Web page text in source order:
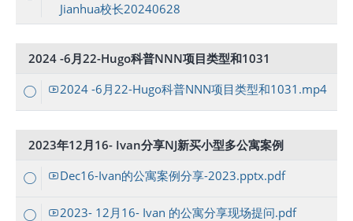
Jianhua校长20240628
2024 -6月22-Hugo科普NNN项目类型和1031
2024 -6月22-Hugo科普NNN项目类型和1031.mp4
2023年12月16- Ivan分享NJ新买小型多公寓案例
Dec16-Ivan的公寓案例分享-2023.pptx.pdf
2023- 12月16- Ivan 的公寓分享现场提问.pdf